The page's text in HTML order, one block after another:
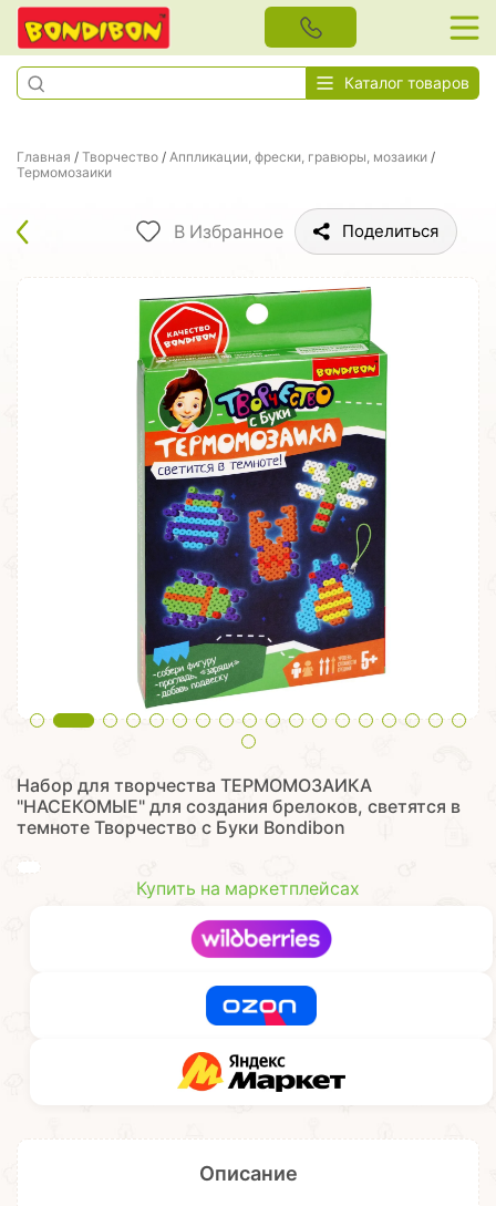
Каталог товаров
Главная / Творчество / Аппликации, фрески, гравюры, мозаики /
Термомозаики
В Избранное Поделиться
Набор для творчества ТЕРМОМОЗАИКА
"НАСЕКОМЫЕ" для создания брелоков, светятся в
темноте Творчество с Буки Bondibon
Купить на маркетплейсах
Описание